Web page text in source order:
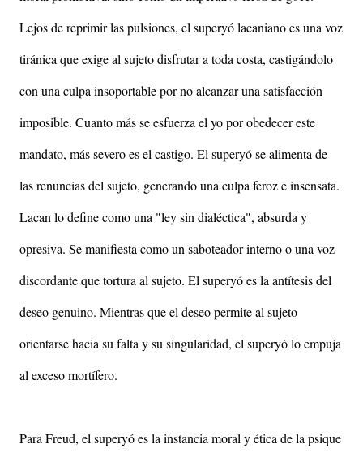
Lejos de reprimir las pulsiones, el superyó lacaniano es una voz
tiránica que exige al sujeto disfrutar a toda costa, castigándolo
con una culpa insoportable por no alcanzar una satisfacción
imposible. Cuanto más se esfuerza el yo por obedecer este
mandato, más severo es el castigo. El superyó se alimenta de
las renuncias del sujeto, generando una culpa feroz e insensata.
Lacan lo define como una "ley sin dialéctica", absurda y
opresiva. Se manifiesta como un saboteador interno o una voz
discordante que tortura al sujeto. El superyó es la antítesis del
deseo genuino. Mientras que el deseo permite al sujeto
orientarse hacia su falta y su singularidad, el superyó lo empuja
al exceso mortífero.
Para Freud, el superyó es la instancia moral y ética de la psique